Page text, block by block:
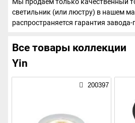
Мы продаем только качественный
светильник (или люстру) в нашем
распространяется гарантия
Все товары коллекции
Yin
200397